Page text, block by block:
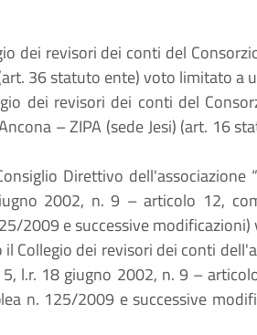
dei revisori dei conti del
36 statuto ente) voto limitato a
dei revisori dei conti del
– ZIPA (sede Jesi) (art. 16
Direttivo dell'associazione
2002, n. 9 – articolo 12,
2009 e successive
Collegio dei revisori dei conti
l.r. 18 giugno 2002, n. 9 –
n. 125/2009 e successive